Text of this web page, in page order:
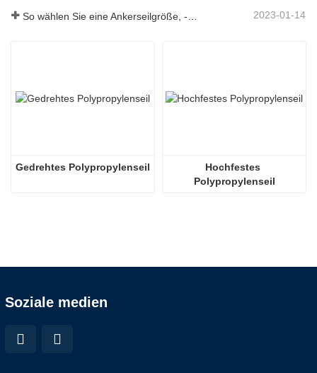
2023-01-14
Gedrehtes Polypropylenseil
Hochfestes
Polypropylenseil
Soziale medien